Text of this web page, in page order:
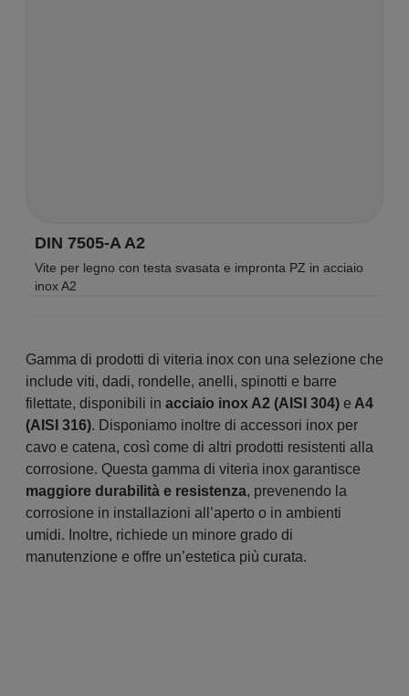
DIN 7505-A A2
Vite per legno con testa svasata e impronta PZ in acciaio
inox A2
Gamma di prodotti di viteria inox con una selezione che
include viti, dadi, rondelle, anelli, spinotti e barre
filettate, disponibili in acciaio inox A2 (AISI 304) e A4
(AISI 316). Disponiamo inoltre di accessori inox per
cavo e catena, così come di altri prodotti resistenti alla
corrosione. Questa gamma di viteria inox garantisce
maggiore durabilità e resistenza, prevenendo la
corrosione in installazioni all’aperto o in ambienti
umidi. Inoltre, richiede un minore grado di
manutenzione e offre un’estetica più curata.